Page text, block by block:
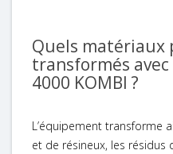
Quels matériaux
transformés
4000 KOMBI ?
L’équipement transforme
et de résineux, les résidus